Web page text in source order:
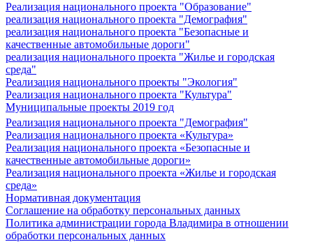
Реализация национального проекта "Образование"
реализация национального проекта "Демография"
реализация национального проекта "Безопасные и
качественные автомобильные дороги"
реализация национального проекта "Жилье и городская
среда"
Реализация национального проекты "Экология"
Реализация национального проекта "Культура"
Муниципальные проекты 2019 год
Реализация национального проекта "Демография"
Реализация национального проекта «Культура»
Реализация национального проекта «Безопасные и
качественные автомобильные дороги»
Реализация национального проекта «Жилье и городская
среда»
Нормативная документация
Соглашение на обработку персональных данных
Политика администрации города Владимира в отношении
обработки персональных данных